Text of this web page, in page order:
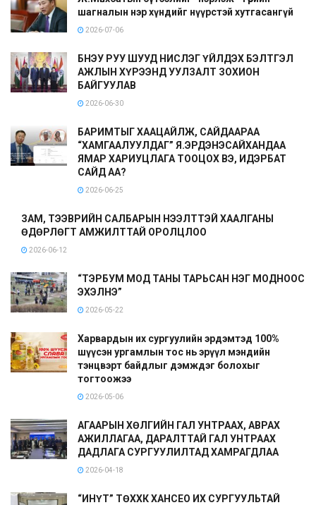
шагналын нэр хүндийг нүүрстэй хутгасангүй
2026-07-06
БНЭУ РУУ ШУУД НИСЛЭГ ҮЙЛДЭХ БЭЛТГЭЛ
АЖЛЫН ХҮРЭЭНД УУЛЗАЛТ ЗОХИОН
БАЙГУУЛАВ
2026-06-30
БАРИМТЫГ ХААЦАЙЛЖ, САЙДААРАА
“ХАМГААЛУУЛДАГ” Я.ЭРДЭНЭСАЙХАНДАА
ЯМАР ХАРИУЦЛАГА ТООЦОХ ВЭ, ИДЭРБАТ
САЙД АА?
2026-06-25
ЗАМ, ТЭЭВРИЙН САЛБАРЫН НЭЭЛТТЭЙ ХААЛГАНЫ
ӨДӨРЛӨГТ АМЖИЛТТАЙ ОРОЛЦЛОО
2026-06-12
“ТЭРБУМ МОД ТАНЫ ТАРЬСАН НЭГ МОДНООС
ЭХЭЛНЭ”
2026-05-22
Харвардын их сургуулийн эрдэмтэд 100%
шүүсэн ургамлын тос нь эрүүл мэндийн
тэнцвэрт байдлыг дэмждэг болохыг
тогтоожээ
2026-05-06
АГААРЫН ХӨЛГИЙН ГАЛ УНТРААХ, АВРАХ
АЖИЛЛАГАА, ДАРАЛТТАЙ ГАЛ УНТРААХ
ДАДЛАГА СУРГУУЛИЛТАД ХАМРАГДЛАА
2026-04-18
“ИНҮТ” ТӨХХК ХАНСЕО ИХ СУРГУУЛЬТАЙ